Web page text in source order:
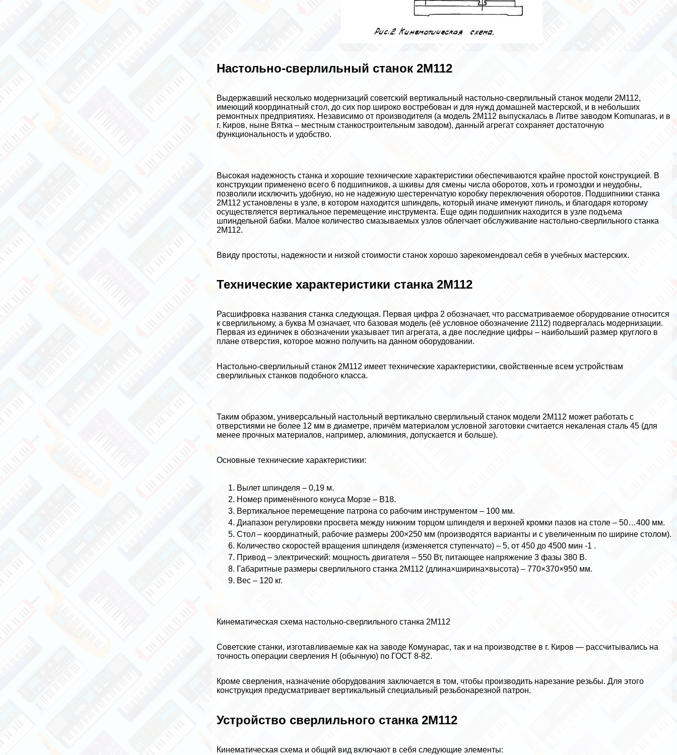
Настольно-сверлильный станок 2М112
Выдержавший несколько модернизаций советский вертикальный настольно-сверлильный станок модели 2М112,
имеющий координатный стол, до сих пор широко востребован и для нужд домашней мастерской, и в небольших
ремонтных предприятиях. Независимо от производителя (а модель 2М112 выпускалась в Литве заводом Komunaras, и в
г. Киров, ныне Вятка – местным станкостроительным заводом), данный агрегат сохраняет достаточную
функциональность и удобство.
Высокая надежность станка и хорошие технические хаpaктеристики обеспечиваются крайне простой конструкцией. В
конструкции применено всего 6 подшипников, а шкивы для смены числа оборотов, хоть и громоздки и неудобны,
позволили исключить удобную, но не надежную шестеренчатую коробку переключения оборотов. Подшипники станка
2М112 установлены в узле, в котором находится шпиндель, который иначе именуют пиноль, и благодаря которому
осуществляется вертикальное перемещение инструмента. Еще один подшипник находится в узле подъема
шпиндельной бабки. Малое количество смазываемых узлов облегчает обслуживание настольно-сверлильного станка
2М112.
Ввиду простоты, надежности и низкой стоимости станок хорошо зарекомендовал себя в учебных мастерских.
Технические хаpaктеристики станка 2М112
Расшифровка названия станка следующая. Первая цифра 2 обозначает, что рассматриваемое оборудование относится
к сверлильному, а буква М означает, что базовая модель (её условное обозначение 2112) подвергалась модернизации.
Первая из единичек в обозначении указывает тип агрегата, а две последние цифры – наибольший размер круглого в
плане отверстия, которое можно получить на данном оборудовании.
Настольно-сверлильный станок 2М112 имеет технические хаpaктеристики, свойственные всем устройствам
сверлильных станков подобного класса.
Таким образом, универсальный настольный вертикально сверлильный станок модели 2М112 может работать с
отверстиями не более 12 мм в диаметре, причём материалом условной заготовки считается некаленая сталь 45 (для
менее прочных материалов, например, алюминия, допускается и больше).
Основные технические хаpaктеристики:
Вылет шпинделя – 0,19 м.
Номер применённого конуса Морзе – В18.
Вертикальное перемещение патрона со рабочим инструментом – 100 мм.
Диапазон регулировки просвета между нижним торцом шпинделя и верхней кромки пазов на столе – 50…400 мм.
Стол – координатный, рабочие размеры 200×250 мм (производятся варианты и с увеличенным по ширине столом).
Количество скоростей вращения шпинделя (изменяется ступенчато) – 5, от 450 до 4500 мин -1 .
Привод – электрический: мощность двигателя – 550 Вт, питающее напряжение 3 фазы 380 В.
Габаритные размеры сверлильного станка 2М112 (длина×ширина×высота) – 770×370×950 мм.
Вес – 120 кг.
Кинематическая схема настольно-сверлильного станка 2М112
Советские станки, изготавливаемые как на заводе Комунарас, так и на производстве в г. Киров — рассчитывались на
точность операции сверления Н (обычную) по ГОСТ 8-82.
Кроме сверления, назначение оборудования заключается в том, чтобы производить нарезание резьбы. Для этого
конструкция предусматривает вертикальный специальный резьбонарезной патрон.
Устройство сверлильного станка 2М112
Кинематическая схема и общий вид включают в себя следующие элементы: